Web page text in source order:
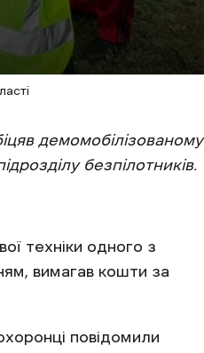
демомобілізованому
безпілотників.
техніки одного з
вимагав кошти за
повідомили